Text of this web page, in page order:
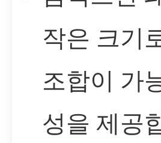
작은 크기
조합이 가
성을 제공